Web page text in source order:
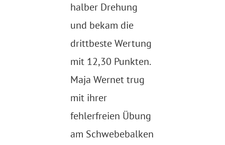
halber Drehung
und bekam die
drittbeste Wertung
mit 12,30 Punkten.
Maja Wernet trug
mit ihrer
fehlerfreien Übung
am Schwebebalken